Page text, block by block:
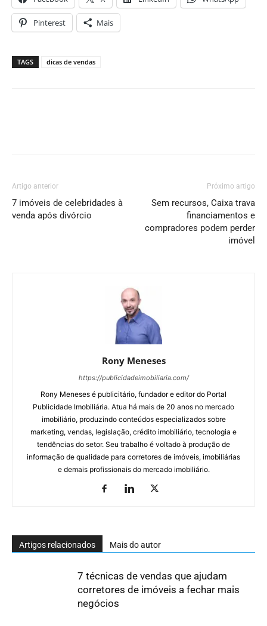
Pinterest Mais
TAGS dicas de vendas
Artigo anterior
7 imóveis de celebridades à
venda após divórcio
Próximo artigo
Sem recursos, Caixa trava
financiamentos e
compradores podem perder
imóvel
Rony Meneses
https://publicidadeimobiliaria.com/
Rony Meneses é publicitário, fundador e editor do Portal
Publicidade Imobiliária. Atua há mais de 20 anos no mercado
imobiliário, produzindo conteúdos especializados sobre
marketing, vendas, legislação, crédito imobiliário, tecnologia e
tendências do setor. Seu trabalho é voltado à produção de
informação de qualidade para corretores de imóveis, imobiliárias
e demais profissionais do mercado imobiliário.
Artigos relacionados Mais do autor
7 técnicas de vendas que ajudam
corretores de imóveis a fechar mais
negócios